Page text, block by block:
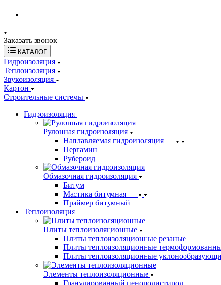
Заказать звонок
КАТАЛОГ
Гидроизоляция
Теплоизоляция
Звукоизоляция
Картон
Строительные системы
Гидроизоляция
Рулонная гидроизоляция
Наплавляемая гидроизоляция
Пергамин
Рубероид
Обмазочная гидроизоляция
Битум
Мастика битумная
Праймер битумный
Теплоизоляция
Плиты теплоизоляционные
Плиты теплоизоляционные резаные
Плиты теплоизоляционные
Плиты теплоизоляционные
Элементы теплоизоляционные
Гранулированный пенополистирол